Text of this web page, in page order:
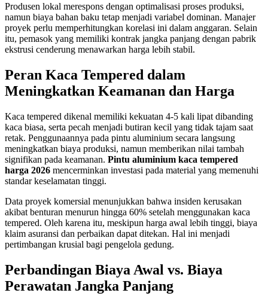
Produsen lokal merespons dengan optimalisasi proses produksi,
namun biaya bahan baku tetap menjadi variabel dominan. Manajer
proyek perlu memperhitungkan korelasi ini dalam anggaran. Selain
itu, pemasok yang memiliki kontrak jangka panjang dengan pabrik
ekstrusi cenderung menawarkan harga lebih stabil.
Peran Kaca Tempered dalam
Meningkatkan Keamanan dan Harga
Kaca tempered dikenal memiliki kekuatan 4-5 kali lipat dibanding
kaca biasa, serta pecah menjadi butiran kecil yang tidak tajam saat
retak. Penggunaannya pada pintu aluminium secara langsung
meningkatkan biaya produksi, namun memberikan nilai tambah
signifikan pada keamanan. Pintu aluminium kaca tempered
harga 2026 mencerminkan investasi pada material yang memenuhi
standar keselamatan tinggi.
Data proyek komersial menunjukkan bahwa insiden kerusakan
akibat benturan menurun hingga 60% setelah menggunakan kaca
tempered. Oleh karena itu, meskipun harga awal lebih tinggi, biaya
klaim asuransi dan perbaikan dapat ditekan. Hal ini menjadi
pertimbangan krusial bagi pengelola gedung.
Perbandingan Biaya Awal vs. Biaya
Perawatan Jangka Panjang